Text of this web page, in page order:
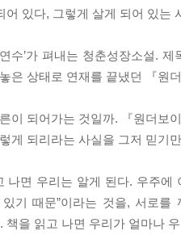
어 있다, 그렇게 살게 되어 있는
수’가 펴내는 청춘성장소설.
은 상태로 연재를 끝냈던 『원
이 되어가는 것일까. 『원더보
게 되리라는 사실을 그저 믿기
나면 우리는 알게 된다. 우주에
기 때문”이라는 것을, 서로
책을 읽고 나면 우리가 얼마나